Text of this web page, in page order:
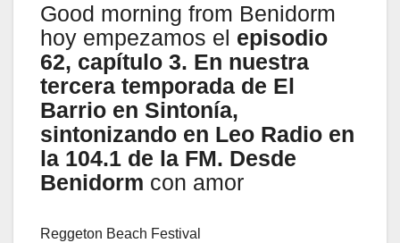
Good morning from Benidorm
hoy empezamos el episodio
62, capítulo 3. En nuestra
tercera temporada de El
Barrio en Sintonía,
sintonizando en Leo Radio en
la 104.1 de la FM. Desde
Benidorm con amor
Reggeton Beach Festival